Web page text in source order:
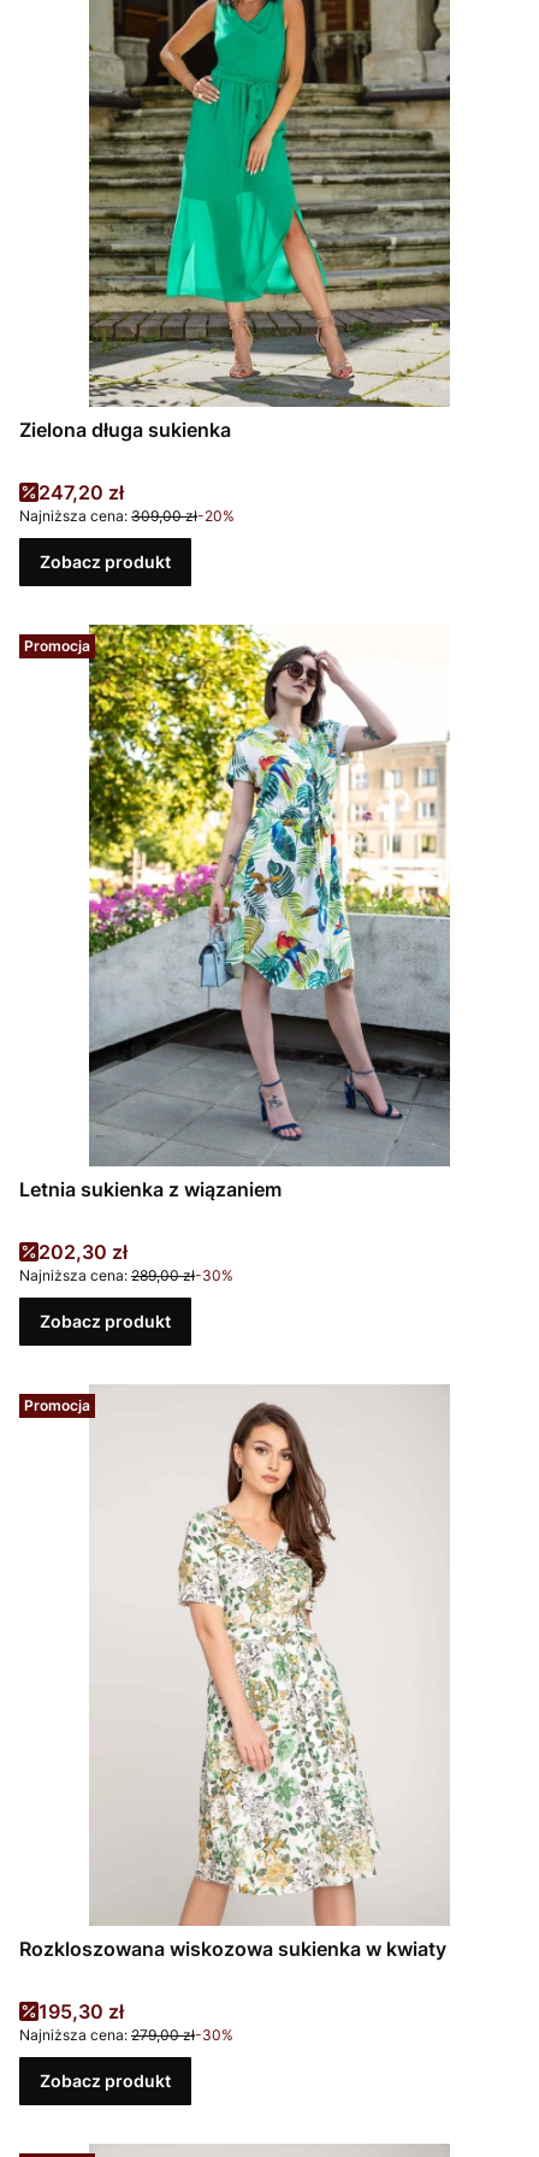
Zielona długa sukienka
Cena promocyjna
247,20 zł
Najniższa cena: 309,00 zł-20%
Zobacz produkt
Promocja
Letnia sukienka z wiązaniem
Cena promocyjna
202,30 zł
Najniższa cena: 289,00 zł-30%
Zobacz produkt
Promocja
Rozkloszowana wiskozowa sukienka w kwiaty
Cena promocyjna
195,30 zł
Najniższa cena: 279,00 zł-30%
Zobacz produkt